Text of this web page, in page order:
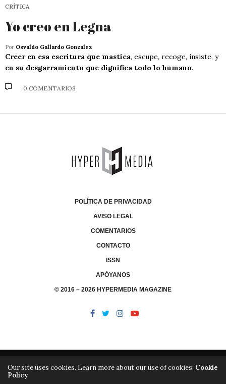
CRÍTICA
Yo creo en Legna
Por Osvaldo Gallardo Gonzalez
Creer en esa escritura que mastica, escupe, recoge, insiste, y
en su desgarramiento que dignifica todo lo humano.
0 COMENTARIOS
POLÍTICA DE PRIVACIDAD
AVISO LEGAL
COMENTARIOS
CONTACTO
ISSN
APÓYANOS
© 2016 – 2026 HYPERMEDIA MAGAZINE
LIBRERÍA
Our site uses cookies. Learn more about our use of cookies: Cookie
Policy